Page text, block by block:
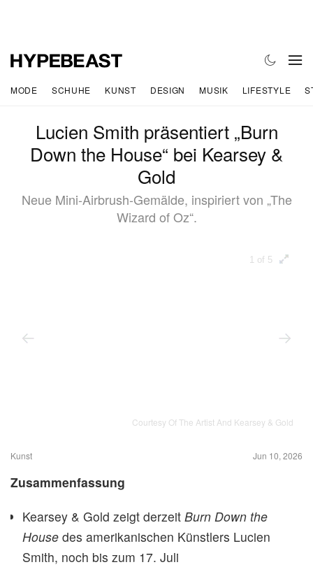
MODE SCHUHE KUNST DESIGN MUSIK LIFESTYLE
Lucien Smith präsentiert „Burn
Down the House“ bei Kearsey &
Gold
Neue Mini-Airbrush-Gemälde, inspiriert von „The
Wizard of Oz“.
1 of 5
Courtesy Of The Artist And Kearsey & Gold
Kunst Jun 10, 2026
Zusammenfassung
Kearsey & Gold zeigt derzeit Burn Down the
House des amerikanischen Künstlers Lucien
Smith, noch bis zum 17. Juli